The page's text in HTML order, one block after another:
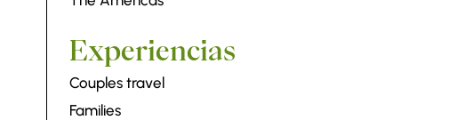
Experiencias
Couples travel
Families